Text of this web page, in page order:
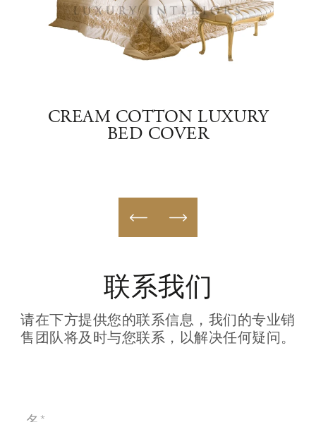
CREAM COTTON LUXURY
BED COVER
联系我们
请在下方提供您的联系信息，我们的专业销
售团队将及时与您联系，以解决任何疑问。